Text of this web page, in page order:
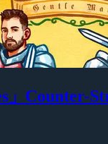
」Counter-